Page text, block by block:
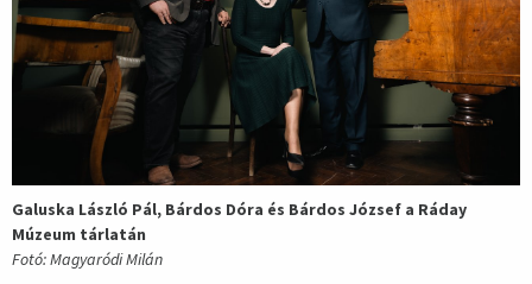
Galuska László Pál, Bárdos Dóra és Bárdos József a Ráday
Múzeum tárlatán
Fotó: Magyaródi Milán